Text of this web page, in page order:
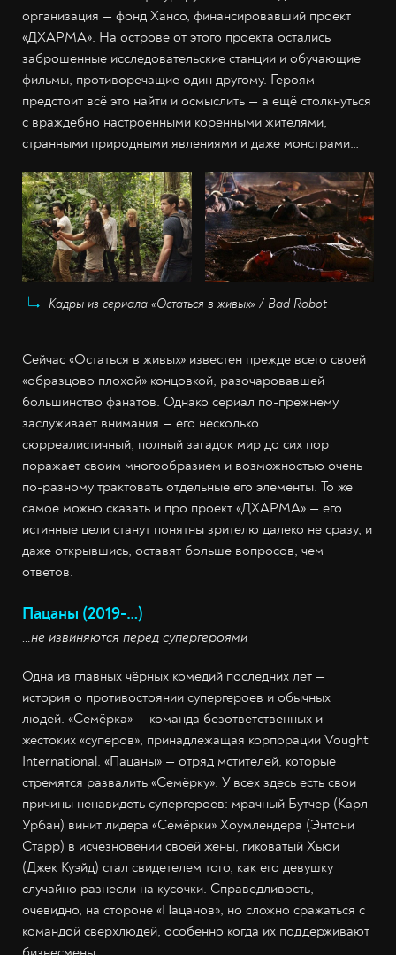
организация — фонд Хансо, финансировавший проект
«ДХАРМА». На острове от этого проекта остались
заброшенные исследовательские станции и обучающие
фильмы, противоречащие один другому. Героям
предстоит всё это найти и осмыслить — а ещё столкнуться
с враждебно настроенными коренными жителями,
странными природными явлениями и даже монстрами…
Кадры из сериала «Остаться в живых» / Bad Robot
Сейчас «Остаться в живых» известен прежде всего своей
«образцово плохой» концовкой, разочаровавшей
большинство фанатов. Однако сериал по-прежнему
заслуживает внимания — его несколько
сюрреалистичный, полный загадок мир до сих пор
поражает своим многообразием и возможностью очень
по-разному трактовать отдельные его элементы. То же
самое можно сказать и про проект «ДХАРМА» — его
истинные цели станут понятны зрителю далеко не сразу, и
даже открывшись, оставят больше вопросов, чем
ответов.
Пацаны (2019-…)
…не извиняются перед супергероями
Одна из главных чёрных комедий последних лет —
история о противостоянии супергероев и обычных
людей. «Семёрка» — команда безответственных и
жестоких «суперов», принадлежащая корпорации Vought
International. «Пацаны» — отряд мстителей, которые
стремятся развалить «Семёрку». У всех здесь есть свои
причины ненавидеть супергероев: мрачный Бутчер (Карл
Урбан) винит лидера «Семёрки» Хоумлендера (Энтони
Старр) в исчезновении своей жены, гиковатый Хьюи
(Джек Куэйд) стал свидетелем того, как его девушку
случайно разнесли на кусочки. Справедливость,
очевидно, на стороне «Пацанов», но сложно сражаться с
командой сверхлюдей, особенно когда их поддерживают